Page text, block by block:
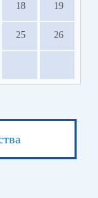
18 19
25 26